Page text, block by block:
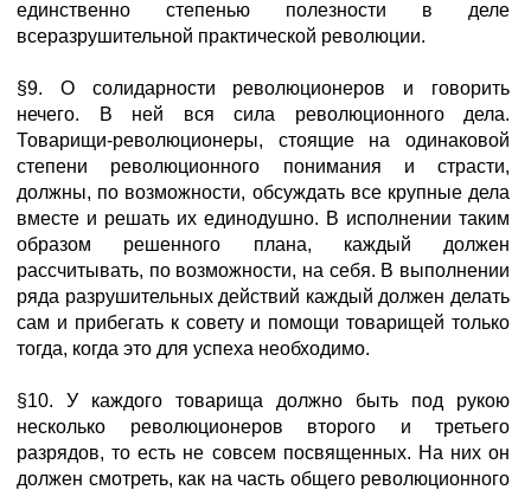
единственно степенью полезности в деле
всеразрушительной практической революции.
§9. О солидарности революционеров и говорить
нечего. В ней вся сила революционного дела.
Товарищи-революционеры, стоящие на одинаковой
степени революционного понимания и страсти,
должны, по возможности, обсуждать все крупные дела
вместе и решать их единодушно. В исполнении таким
образом решенного плана, каждый должен
рассчитывать, по возможности, на себя. В выполнении
ряда разрушительных действий каждый должен делать
сам и прибегать к совету и помощи товарищей только
тогда, когда это для успеха необходимо.
§10. У каждого товарища должно быть под рукою
несколько революционеров второго и третьего
разрядов, то есть не совсем посвященных. На них он
должен смотреть, как на часть общего революционного